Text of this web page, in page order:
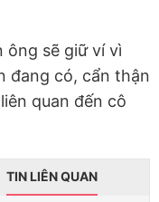
ông sẽ giữ ví vì
đang có, cẩn thận
quan đến cô
TIN LIÊN QUAN